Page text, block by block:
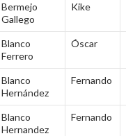
Bermejo
Gallego
Kike
Blanco
Ferrero
Óscar
Blanco
Hernández
Fernando
Blanco
Hernandez
Fernando